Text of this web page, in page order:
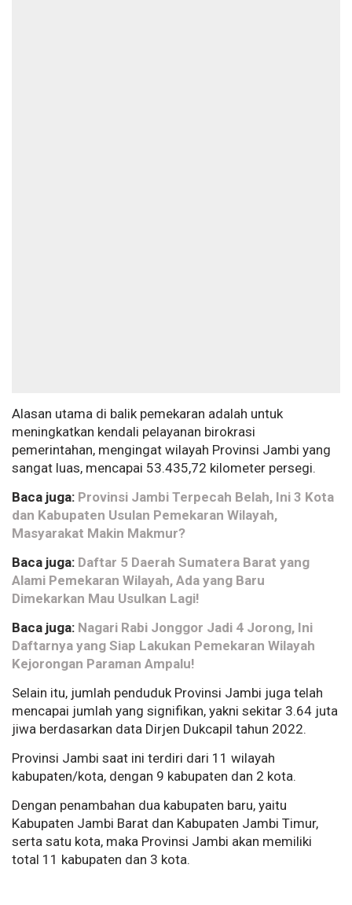
Alasan utama di balik pemekaran adalah untuk
meningkatkan kendali pelayanan birokrasi
pemerintahan, mengingat wilayah Provinsi Jambi yang
sangat luas, mencapai 53.435,72 kilometer persegi.
Baca juga: Provinsi Jambi Terpecah Belah, Ini 3 Kota
dan Kabupaten Usulan Pemekaran Wilayah,
Masyarakat Makin Makmur?
Baca juga: Daftar 5 Daerah Sumatera Barat yang
Alami Pemekaran Wilayah, Ada yang Baru
Dimekarkan Mau Usulkan Lagi!
Baca juga: Nagari Rabi Jonggor Jadi 4 Jorong, Ini
Daftarnya yang Siap Lakukan Pemekaran Wilayah
Kejorongan Paraman Ampalu!
Selain itu, jumlah penduduk Provinsi Jambi juga telah
mencapai jumlah yang signifikan, yakni sekitar 3.64 juta
jiwa berdasarkan data Dirjen Dukcapil tahun 2022.
Provinsi Jambi saat ini terdiri dari 11 wilayah
kabupaten/kota, dengan 9 kabupaten dan 2 kota.
Dengan penambahan dua kabupaten baru, yaitu
Kabupaten Jambi Barat dan Kabupaten Jambi Timur,
serta satu kota, maka Provinsi Jambi akan memiliki
total 11 kabupaten dan 3 kota.